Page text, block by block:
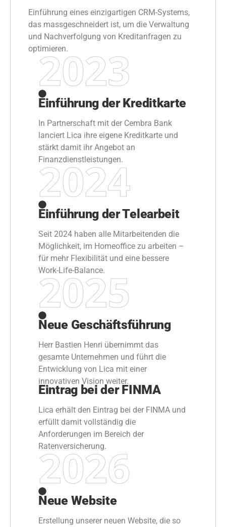
Einführung eines einzigartigen CRM-Systems,
das massgeschneidert ist, um die Verwaltung
und Nachverfolgung von Kreditanfragen zu
optimieren.
2023
Einführung der Kreditkarte
In Partnerschaft mit der Cembra Bank
lanciert Lica ihre eigene Kreditkarte und
stärkt damit ihr Angebot an
Finanzdienstleistungen.
2024
Einführung der Telearbeit
Seit 2024 haben alle Mitarbeitenden die
Möglichkeit, im Homeoffice zu arbeiten –
für mehr Flexibilität und eine bessere
Work-Life-Balance.
2025
Neue Geschäftsführung
Herr Bastien Henri übernimmt das
gesamte Unternehmen und führt die
Entwicklung von Lica mit einer
innovativen Vision weiter.
Eintrag bei der FINMA
Lica erhält den Eintrag bei der FINMA und
erfüllt damit vollständig die
Anforderungen im Bereich der
Ratenversicherung.
2026
Neue Website
Erstellung unserer neuen Website, die so